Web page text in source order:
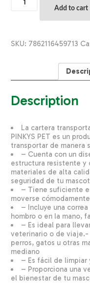
Transportadora
Mascotas
PINKYS
Add to cart
SKU: 7862116459713
Description
La cartera
PINKYS PET es un
transportar de manera
– Cuenta con un
estructura resistente y
materiales de alta
seguridad de tu
– Tiene suficiente
moverse
– Incluye una
hombro o en la mano,
– Es ideal para
veterinario o de viaje.-
perros, gatos u otras
mediano
– Es fácil de limpiar
– Proporciona una
el bienestar de tu